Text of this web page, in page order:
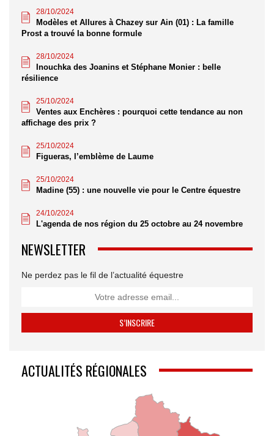
28/10/2024
Modèles et Allures à Chazey sur Ain (01) : La famille
Prost a trouvé la bonne formule
28/10/2024
Inouchka des Joanins et Stéphane Monier : belle
résilience
25/10/2024
Ventes aux Enchères : pourquoi cette tendance au non
affichage des prix ?
25/10/2024
Figueras, l’emblème de Laume
25/10/2024
Madine (55) : une nouvelle vie pour le Centre équestre
24/10/2024
L'agenda de nos région du 25 octobre au 24 novembre
NEWSLETTER
Ne perdez pas le fil de l’actualité équestre
ACTUALITÉS RÉGIONALES